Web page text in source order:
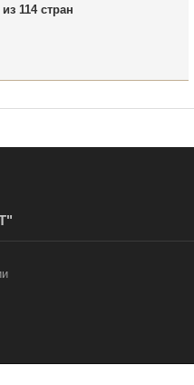
114 стран